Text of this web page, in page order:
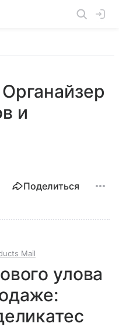
Органайзер
и
Поделиться
Mail
улова